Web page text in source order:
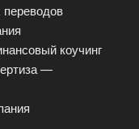
коучинг
—